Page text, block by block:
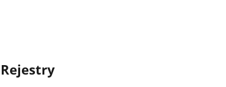
Rejestry